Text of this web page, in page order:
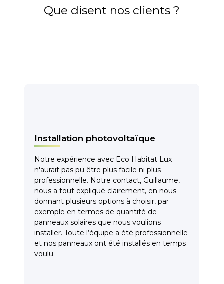
Que disent nos clients ?
Installation photovoltaïque
Notre expérience avec Eco Habitat Lux
n'aurait pas pu être plus facile ni plus
professionnelle. Notre contact, Guillaume,
nous a tout expliqué clairement, en nous
donnant plusieurs options à choisir, par
exemple en termes de quantité de
panneaux solaires que nous voulions
installer. Toute l’équipe a été professionnelle
et nos panneaux ont été installés en temps
voulu.